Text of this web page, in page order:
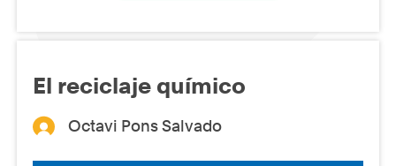
El reciclaje químico
Octavi Pons Salvado